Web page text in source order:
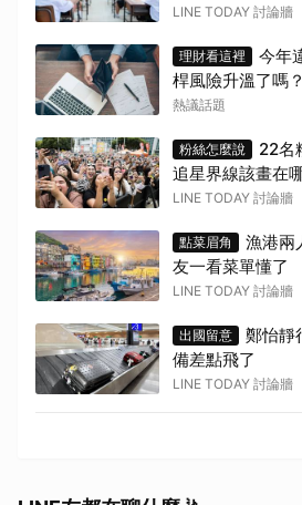
LINE TODAY 討論牆
理財看這裡
今年
桿風險升溫了嗎？
熱議話題
粉絲怎麼說
22名
追星界線該畫在
LINE TODAY 討論牆
點菜眉角
漁港兩
友一看菜單懂了
LINE TODAY 討論牆
出國留意
鄭怡靜
備差點飛了
LINE TODAY 討論牆